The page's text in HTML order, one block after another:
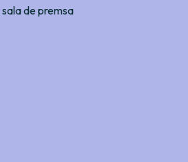
de premsa